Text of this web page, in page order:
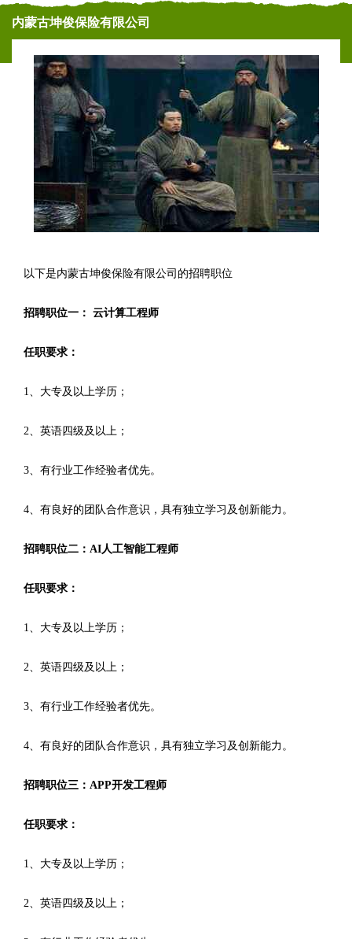
内蒙古坤俊保险有限公司
以下是内蒙古坤俊保险有限公司的招聘职位
招聘职位一： 云计算工程师
任职要求：
1、大专及以上学历；
2、英语四级及以上；
3、有行业工作经验者优先。
4、有良好的团队合作意识，具有独立学习及创新能力。
招聘职位二：AI人工智能工程师
任职要求：
1、大专及以上学历；
2、英语四级及以上；
3、有行业工作经验者优先。
4、有良好的团队合作意识，具有独立学习及创新能力。
招聘职位三：APP开发工程师
任职要求：
1、大专及以上学历；
2、英语四级及以上；